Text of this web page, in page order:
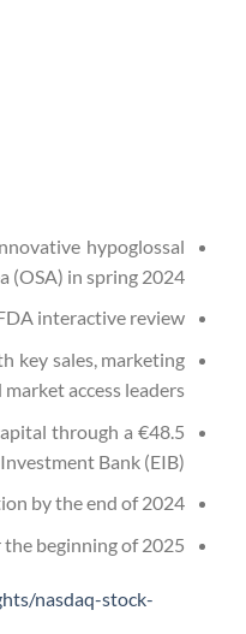
hypoglossal
in spring 2024.
interactive review.
key sales, marketing
market access leaders.
through a €48.5
Bank (EIB).
by the end of 2024.
beginning of 2025.
nasdaq-stock-